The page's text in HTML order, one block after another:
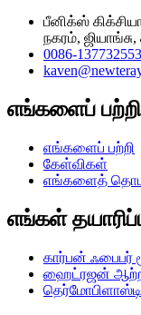
பீனிக்ஸ்
நகரம்,
0086-
எங்களைப் பற்றி
எங்களைப் பற்றி
கேள்விகள்
எங்களைத்
எங்கள்
கார்பன் ஃபைபர்
ஹைட்ரஜன்